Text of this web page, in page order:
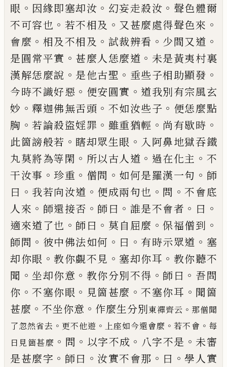
眼 。 因緣即塞却汝 。 幻妄走殺汝 。 聲色體爾
不可容也 。 若不相及 。 又甚麼處得聲色來 。
會麼 。 相及不相及 。 試裁辨看 。 少間又道 。
是圓常平實 。 甚麼人恁麼道 。 未是黃夷村裏
漢解恁麼說 。 是他古聖 。 垂些子相助顯發 。
今時不識好惡 。 便安圓實 。 道我別有宗風玄
妙 。釋迦佛無舌頭 。 不如汝些子 。 便恁麼點
胸 。若論殺盜婬罪 。 雖重猶輕 。 尚有歇時 。
此箇謗般若 。 瞎却眾生眼 。 入阿鼻地獄吞鐵
丸莫將為等閑 。 所以古人道 。 過在化主 。 不
干汝事 。 珍重 。 僧問 。 如何是羅漢一句 。 師
曰 。 我若向汝道 。 便成兩句也 。 問 。不會底
人來 。 師還接否 。 師曰 。 誰是不會者 。 曰 。
適來道了也 。 師曰 。 莫自屈麼 。保福僧到 。
師問 。 彼中佛法如何 。 曰 。 有時示眾道 。 塞
却你眼 。教你覷不見 。 塞却你耳 。 教你聽不
聞 。 坐却你意 。 教你分別不得 。 師曰 。 吾問
你 。不塞你眼 。 見箇甚麼 。不塞你耳 。 聞箇
甚麼 。 不坐你意 。 作麼生分別東禪齊云 。 那僧聞
了忽然省去 。更不他遊 。 上座如今還會麼 。若不會 。 每
日見箇甚麼 。 問 。 以字不成 。 八字不是 。 未審
是甚麼字 。 師曰 。 汝實不會那 。 曰 。學人實